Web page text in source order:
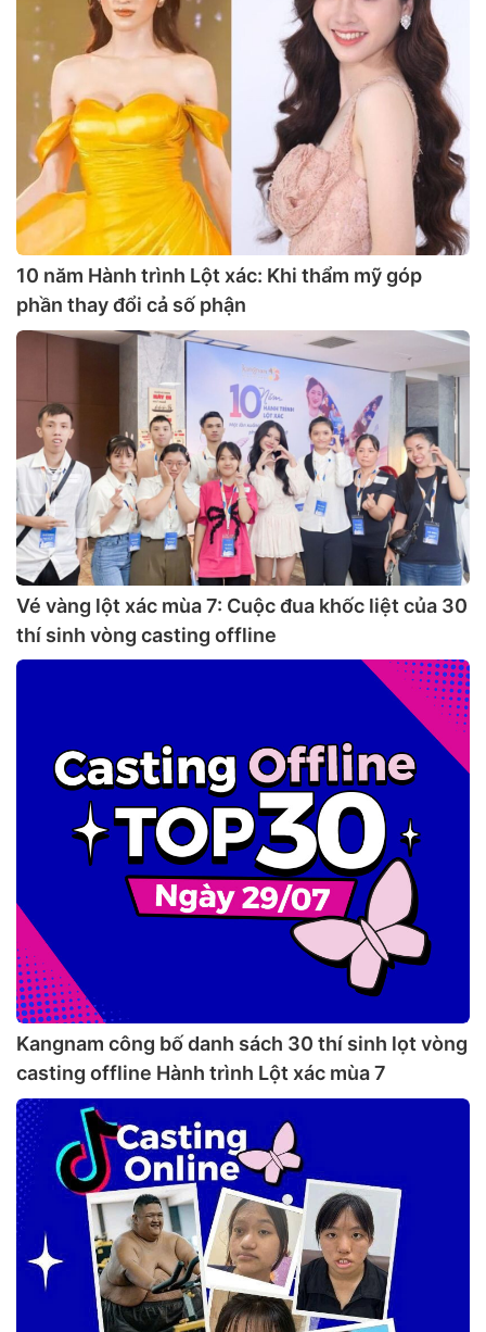
10 năm Hành trình Lột xác: Khi thẩm mỹ góp
phần thay đổi cả số phận
Vé vàng lột xác mùa 7: Cuộc đua khốc liệt của 30
thí sinh vòng casting offline
Kangnam công bố danh sách 30 thí sinh lọt vòng
casting offline Hành trình Lột xác mùa 7